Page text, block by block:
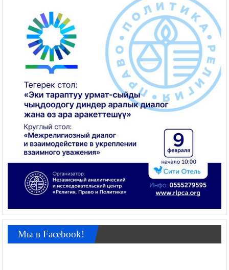
Мы в Facebook!